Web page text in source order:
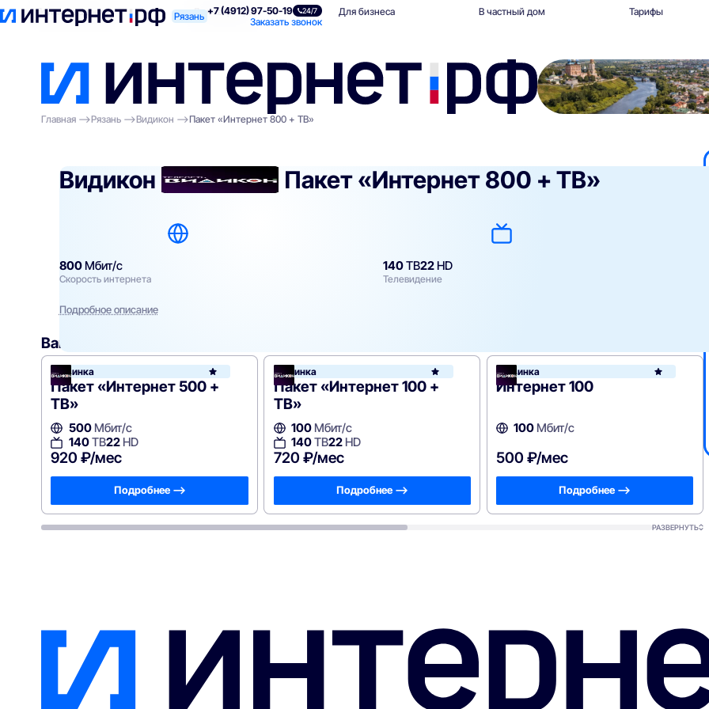
Рязань +7 (4912) 97-50-19 24/7
Заказать звонок
Поиск по адресу Для квартиры Для бизнеса В частный дом Тарифы
Главная
Рязань Видикон Пакет «Интернет 800 + ТВ»
Видикон Пакет «Интернет 800 + ТВ»
800Мбит/с
Скорость интернета
140ТВ22HD
Телевидение
Подробное описание
Вам могут подойти
Новинка
Пакет «Интернет 500 +
ТВ»
500Мбит/с
140ТВ22HD
920 ₽/мес
Подробнее —>
Новинка
Пакет «Интернет 100 +
ТВ»
100 Мбит/с
140ТВ22 HD
720 ₽/мес
Подробнее —>
Новинка
Интернет 100
100 Мбит/с
500 ₽/мес
Подробнее —>
РАЗВЕРНУТЬ